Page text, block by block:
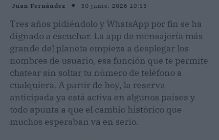
Juan Fernández 30 junio, 2026 10:53
Tres años pidiéndolo y WhatsApp por fin se ha
dignado a escuchar. La app de mensajería más
grande del planeta empieza a desplegar los
nombres de usuario, esa función que te permite
chatear sin soltar tu número de teléfono a
cualquiera. A partir de hoy, la reserva
anticipada ya está activa en algunos países y
todo apunta a que el cambio histórico que
muchos esperaban va en serio.